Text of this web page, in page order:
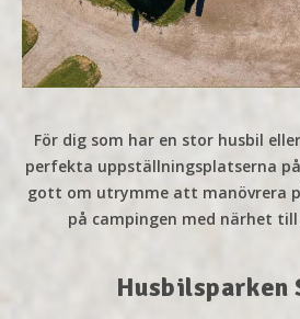
För dig som har en stor husbil
perfekta uppställningsplatserna
gott om utrymme att manövrera
på campingen med närhet
Husbilsparken